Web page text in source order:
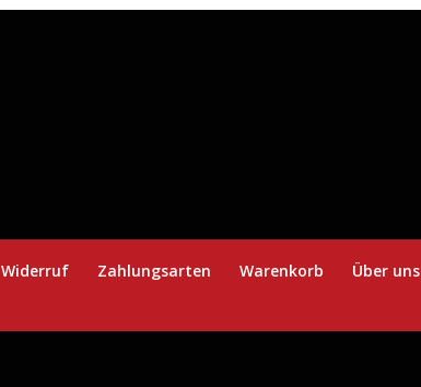
Widerruf Zahlungsarten Warenkorb Über uns